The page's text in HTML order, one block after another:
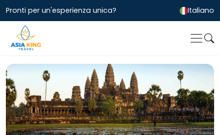
Pronti per un'esperienza unica? Italiano